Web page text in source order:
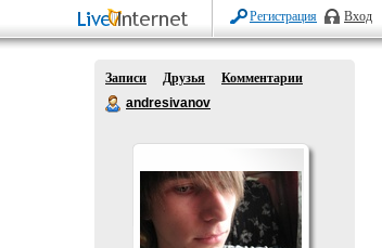
Регистрация Вход
Записи Друзья
Комментарии
andresivanov